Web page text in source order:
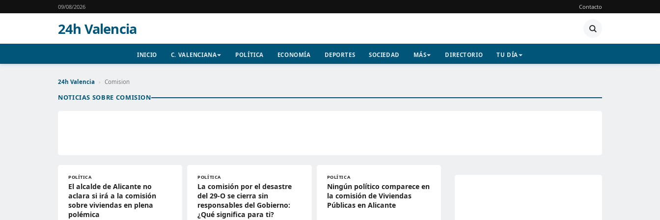
09/08/2026 Contacto
24h Valencia
INICIO C. VALENCIANA POLÍTICA ECONOMÍA DEPORTES SOCIEDAD MÁS DIRECTORIO TU DÍA
24h Valencia › Comision
NOTICIAS SOBRE COMISION
POLÍTICA
El alcalde de Alicante no
aclara si irá a la comisión
sobre viviendas en plena
polémica
POLÍTICA
La comisión por el desastre
del 29-O se cierra sin
responsables del Gobierno:
¿Qué significa para ti?
POLÍTICA
Ningún político comparece en
la comisión de Viviendas
Públicas en Alicante